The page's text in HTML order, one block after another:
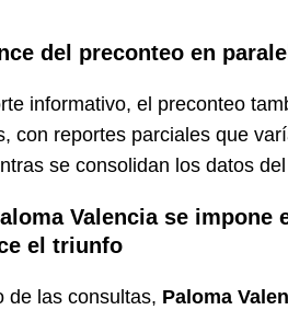
del preconteo en
informativo, el preconteo
con reportes parciales que
se consolidan los datos
Valencia se impone
el triunfo
de las consultas, Paloma